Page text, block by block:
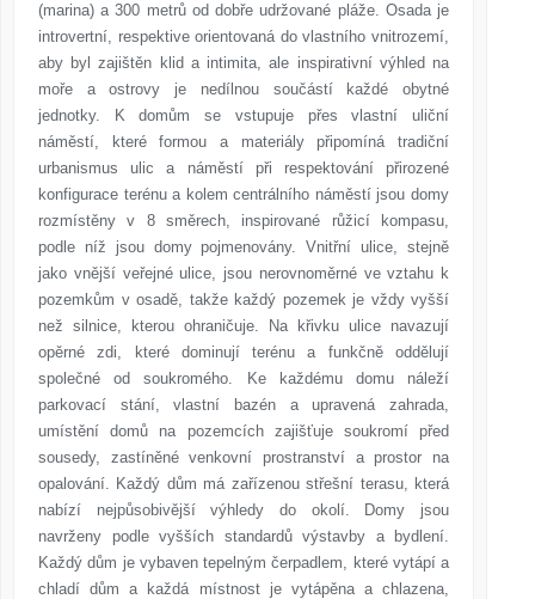
(marina) a 300 metrů od dobře udržované pláže. Osada je
introvertní, respektive orientovaná do vlastního vnitrozemí,
aby byl zajištěn klid a intimita, ale inspirativní výhled na
moře a ostrovy je nedílnou součástí každé obytné
jednotky. K domům se vstupuje přes vlastní uliční
náměstí, které formou a materiály připomíná tradiční
urbanismus ulic a náměstí při respektování přirozené
konfigurace terénu a kolem centrálního náměstí jsou domy
rozmístěny v 8 směrech, inspirované růžicí kompasu,
podle níž jsou domy pojmenovány. Vnitřní ulice, stejně
jako vnější veřejné ulice, jsou nerovnoměrné ve vztahu k
pozemkům v osadě, takže každý pozemek je vždy vyšší
než silnice, kterou ohraničuje. Na křivku ulice navazují
opěrné zdi, které dominují terénu a funkčně oddělují
společné od soukromého. Ke každému domu náleží
parkovací stání, vlastní bazén a upravená zahrada,
umístění domů na pozemcích zajišťuje soukromí před
sousedy, zastíněné venkovní prostranství a prostor na
opalování. Každý dům má zařízenou střešní terasu, která
nabízí nejpůsobivější výhledy do okolí. Domy jsou
navrženy podle vyšších standardů výstavby a bydlení.
Každý dům je vybaven tepelným čerpadlem, které vytápí a
chladí dům a každá místnost je vytápěna a chlazena,